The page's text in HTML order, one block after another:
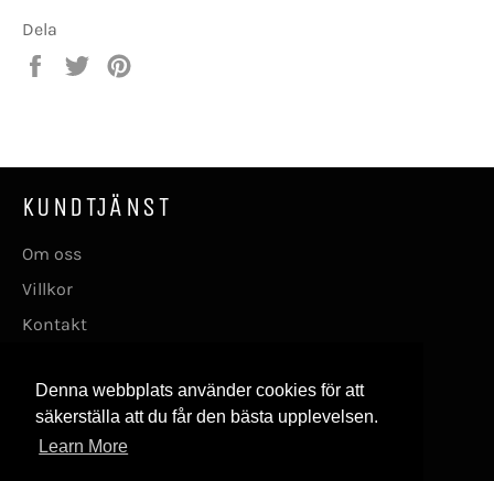
Denna webbplats använder cookies för att
säkerställa att du får den bästa upplevelsen.
Learn More
Dela
Dela
Twittra
KUNDTJÄNST
Om oss
Villkor
Kontakt
FÖLJ OSS